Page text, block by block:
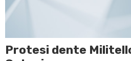
Protesi dente